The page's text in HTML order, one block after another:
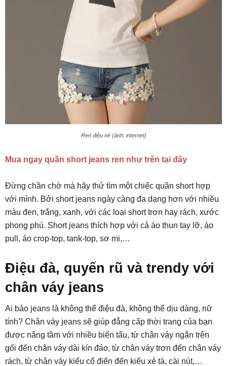
Ren điệu nè (ảnh: internet)
Mua ngay quần short jeans ren như trên tại đây
Đừng chần chờ mà hãy thử tìm một chiếc quần short hợp
với mình. Bởi short jeans ngày càng đa dạng hơn với nhiều
màu đen, trắng, xanh, với các loại short trơn hay rách, xước
phong phú. Short jeans thích hợp với cả áo thun tay lỡ, áo
pull, áo crop-top, tank-top, sơ mi,…
Điệu đà, quyến rũ và trendy với
chân váy jeans
Ai bảo jeans là không thể điệu đà, không thể dịu dàng, nữ
tính? Chân váy jeans sẽ giúp đẳng cấp thời trang của bạn
được nâng tầm với nhiều biến tấu, từ chân váy ngắn trên
gối đến chân váy dài kín đáo, từ chân váy trơn đến chân váy
rách, từ chân váy kiểu cổ điển đến kiểu xẻ tà, cài nút,…